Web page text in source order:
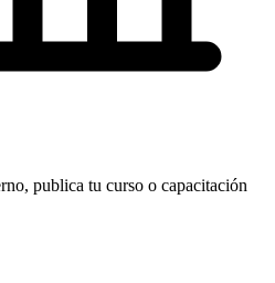
publica tu curso o capacitación